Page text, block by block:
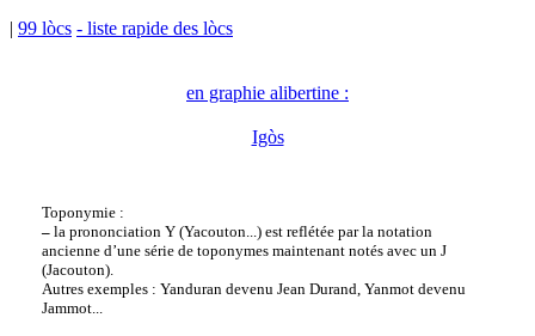
| 99 lòcs - liste rapide des lòcs
en graphie alibertine :
Igòs
Toponymie :
–la prononciation Y (Yacouton...) est reflétée par la notation
ancienne d’une série de toponymes maintenant notés avec un J
(Jacouton).
Autres exemples : Yanduran devenu Jean Durand, Yanmot devenu
Jammot...